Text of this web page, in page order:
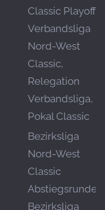
Classic Playoff,
Verbandsliga
Nord-West
Classic,
Relegation
Verbandsliga,
Pokal Classic
Bezirksliga
Nord-West
Classic
Abstiegsrunde,
Bezirksliga